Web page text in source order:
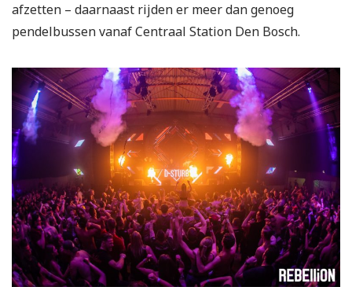
afzetten – daarnaast rijden er meer dan genoeg
pendelbussen vanaf Centraal Station Den Bosch.